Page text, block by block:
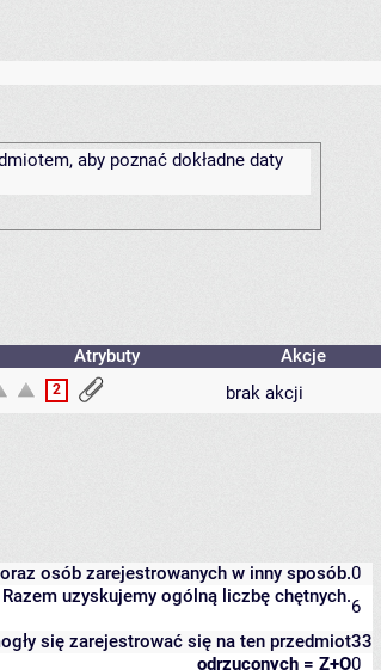
aby poznać dokładne daty
Atrybuty
Akcje
2 brak akcji
osób zarejestrowanych w inny sposób.0
uzyskujemy ogólną liczbę chętnych.6
się zarejestrować się na ten przedmiot33
odrzuconych = Z+O0